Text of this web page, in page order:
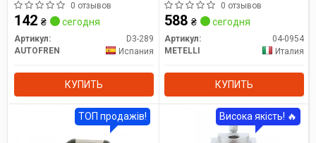
0 отзывов
142 ₴ сегодня
Артикул:
D3-289
AUTOFREN
Испания
КУПИТЬ
0 отзывов
588 ₴ сегодня
Артикул:
04-0954
METELLI
Италия
КУПИТЬ
ТОП продажів! Висока якість! 🔥